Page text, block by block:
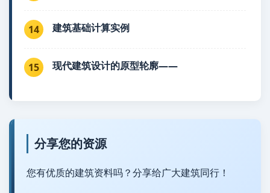
14 建筑基础计算实例
15 现代建筑设计的原型轮廓——
分享您的资源
您有优质的建筑资料吗？分享给广大建筑同行！